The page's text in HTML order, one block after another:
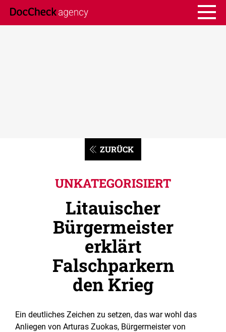
ZURÜCK
UNKATEGORISIERT
Litauischer
Bürgermeister
erklärt
Falschparkern
den Krieg
Ein deutliches Zeichen zu setzen, das war wohl das
Anliegen von Arturas Zuokas, Bürgermeister von